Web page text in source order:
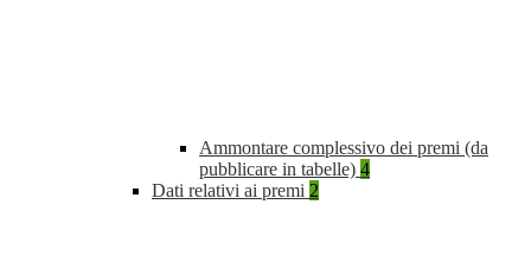
Ammontare complessivo dei premi (da
pubblicare in tabelle) 4
Dati relativi ai premi 2